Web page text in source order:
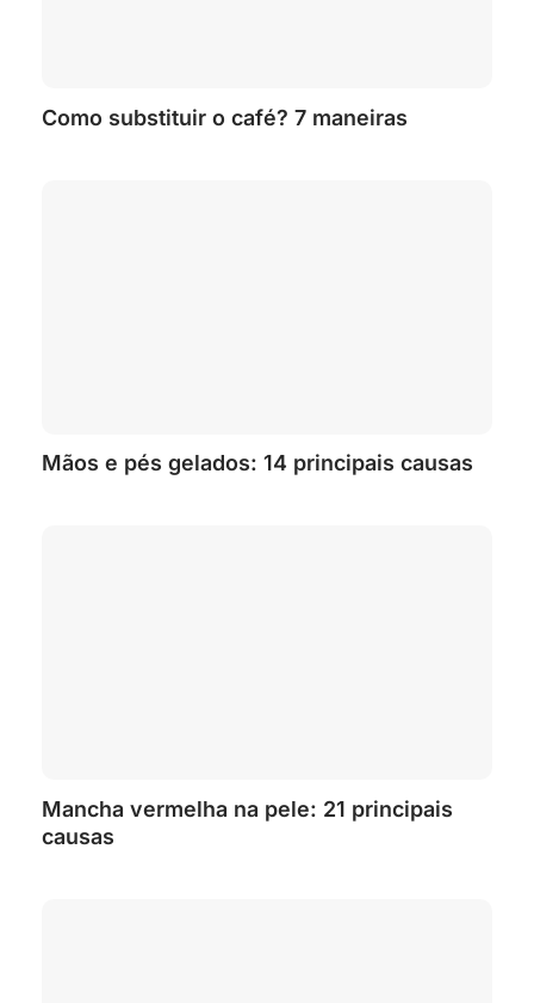
Como substituir o café? 7 maneiras
Mãos e pés gelados: 14 principais causas
Mancha vermelha na pele: 21 principais
causas